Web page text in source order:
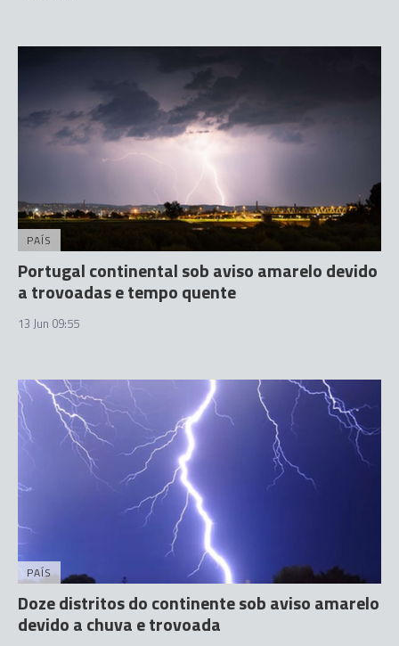
PAÍS
Portugal continental sob aviso amarelo devido
a trovoadas e tempo quente
13 Jun 09:55
PAÍS
Doze distritos do continente sob aviso amarelo
devido a chuva e trovoada